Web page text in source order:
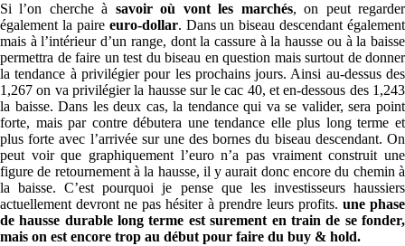
Si l’on cherche à savoir où vont les marchés, on peut regarder
également la paire euro-dollar. Dans un biseau descendant également
mais à l’intérieur d’un range, dont la cassure à la hausse ou à la baisse
permettra de faire un test du biseau en question mais surtout de donner
la tendance à privilégier pour les prochains jours. Ainsi au-dessus des
1,267 on va privilégier la hausse sur le cac 40, et en-dessous des 1,243
la baisse. Dans les deux cas, la tendance qui va se valider, sera point
forte, mais par contre débutera une tendance elle plus long terme et
plus forte avec l’arrivée sur une des bornes du biseau descendant. On
peut voir que graphiquement l’euro n’a pas vraiment construit une
figure de retournement à la hausse, il y aurait donc encore du chemin à
la baisse. C’est pourquoi je pense que les investisseurs haussiers
actuellement devront ne pas hésiter à prendre leurs profits. une phase
de hausse durable long terme est surement en train de se fonder,
mais on est encore trop au début pour faire du buy & hold.